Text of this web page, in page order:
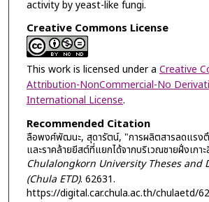
activity by yeast-like fungi.
Creative Commons License
This work is licensed under a Creative
Attribution-NonCommercial-No
International License.
Recommended Citation
ลือพงศ์พัฒนะ, สุดารัตน์, "การผลิตสารลดแรง
และราคล้ายยีสต์ที่แยกได้จากบริเวณชายฝั่งเกา
Chulalongkorn University Theses and
(Chula ETD). 62631.
https://digital.car.chula.ac.th/chulaetd/